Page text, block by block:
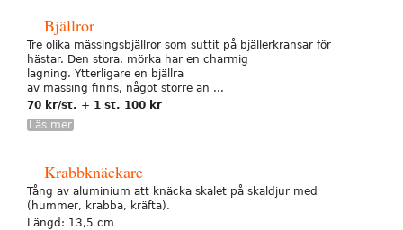
Bjällror
Tre olika mässingsbjällror som suttit på bjällerkransar för
hästar. Den stora, mörka har en charmig
lagning. Ytterligare en bjällra
av mässing finns, något större än ...
70 kr/st. + 1 st. 100 kr
Läs mer
Krabbknäckare
Tång av aluminium att knäcka skalet på skaldjur med
(hummer, krabba, kräfta).
Längd: 13,5 cm